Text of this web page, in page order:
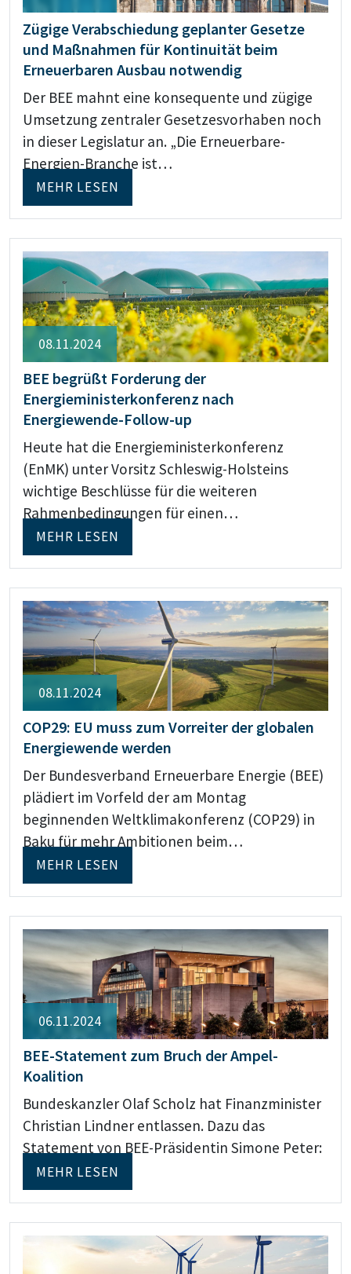
Zügige Verabschiedung geplanter Gesetze
und Maßnahmen für Kontinuität beim
Erneuerbaren Ausbau notwendig
Der BEE mahnt eine konsequente und zügige
Umsetzung zentraler Gesetzesvorhaben noch
in dieser Legislatur an. „Die Erneuerbare-
Energien-Branche ist…
MEHR LESEN
08.11.2024
BEE begrüßt Forderung der
Energieministerkonferenz nach
Energiewende-Follow-up
Heute hat die Energieministerkonferenz
(EnMK) unter Vorsitz Schleswig-Holsteins
wichtige Beschlüsse für die weiteren
Rahmenbedingungen für einen…
MEHR LESEN
08.11.2024
COP29: EU muss zum Vorreiter der globalen
Energiewende werden
Der Bundesverband Erneuerbare Energie (BEE)
plädiert im Vorfeld der am Montag
beginnenden Weltklimakonferenz (COP29) in
Baku für mehr Ambitionen beim…
MEHR LESEN
06.11.2024
BEE-Statement zum Bruch der Ampel-
Koalition
Bundeskanzler Olaf Scholz hat Finanzminister
Christian Lindner entlassen. Dazu das
Statement von BEE-Präsidentin Simone Peter:
MEHR LESEN